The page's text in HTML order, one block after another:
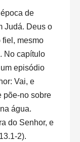
de
Judá. Deus o
fiel, mesmo
No capítulo
episódio
Vai, e
põe-no sobre
água.
do Senhor, e
2).